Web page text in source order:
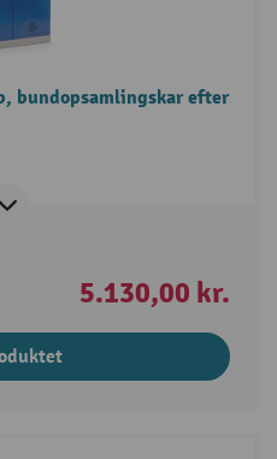
bundopsamlingskar efter
5.130,00 kr.